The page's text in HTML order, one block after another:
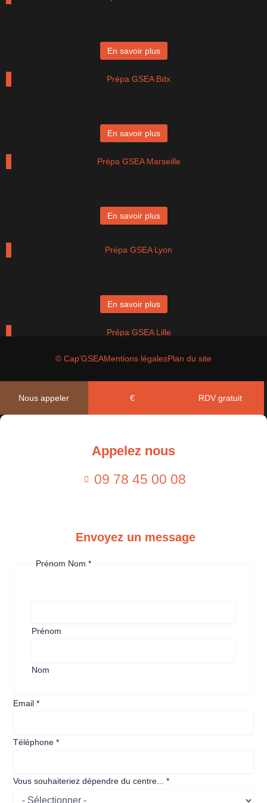
En savoir plus
Prépa GSEA Bdx
En savoir plus
Prépa GSEA Marseille
En savoir plus
Prépa GSEA Lyon
En savoir plus
Prépa GSEA Lille
Prépa GSEA Paris
© Cap'GSEAMentions légalesPlan du site
Nous appeler € RDV gratuit
Appelez nous
09 78 45 00 08
Envoyez un message
Prénom Nom*
Prénom
Nom
Email*
Téléphone*
Vous souhaiteriez dépendre du centre...*